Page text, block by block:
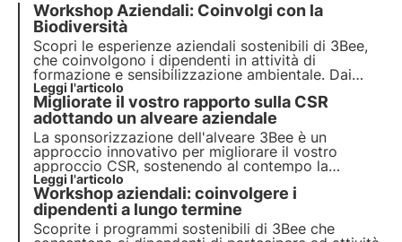
Workshop Aziendali: Coinvolgi con la
Biodiversità
Scopri le esperienze aziendali sostenibili di 3Bee,
che coinvolgono i dipendenti in attività di
formazione e sensibilizzazione ambientale. Dai
workshop di apicoltura e piantumazione alle
degustazioni di biodiversità, migliora l'engagement
e promuovi la sostenibilità.
Leggi l'articolo
Migliorate il vostro rapporto sulla CSR
adottando un alveare aziendale
La sponsorizzazione dell'alveare 3Bee è un
approccio innovativo per migliorare il vostro
approccio CSR, sostenendo al contempo la
biodiversità. Sponsorizzate un alveare connesso e
monitorate le api dalla vostra app, educando al
contempo i vostri dipendenti sull'importanza
dell'impollinazione.
Leggi l'articolo
Workshop aziendali: coinvolgere i
dipendenti a lungo termine
Scoprite i programmi sostenibili di 3Bee che